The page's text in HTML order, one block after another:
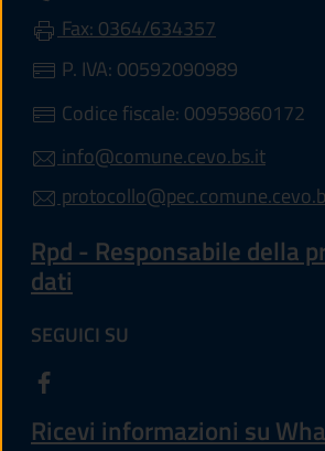
Fax: 0364/634357
P. IVA: 00592090989
Codice fiscale: 00959860172
info@comune.cevo.bs.it
Rpd - Responsabile della
dati
SEGUICI SU
Ricevi informazioni su